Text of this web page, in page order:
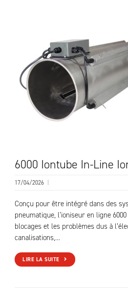
6000 Iontube In-Line
17/04/2026
Conçu pour être intégré dans des
pneumatique, l’ioniseur en ligne
blocages et les problèmes dus à
canalisations,…
LIRE LA SUITE